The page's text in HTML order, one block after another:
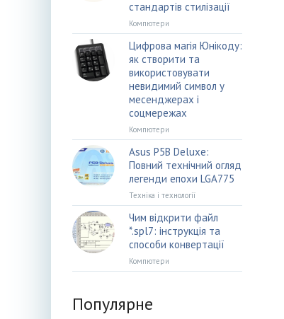
стандартів стилізації
Компютери
Цифрова магія Юнікоду:
як створити та
використовувати
невидимий символ у
месенджерах і
соцмережах
Компютери
Asus P5B Deluxe:
Повний технічний огляд
легенди епохи LGA775
Техніка і технології
Чим відкрити файл
*.spl7: інструкція та
способи конвертації
Компютери
Популярне